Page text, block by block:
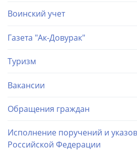
Воинский учет
Газета "Ак-Довурак"
Туризм
Вакансии
Обращения граждан
Исполнение поручений и
Российской Федерации